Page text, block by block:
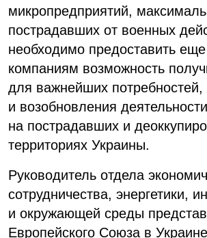
микропредприятий,
пострадавших от военных
необходимо предоставить
компаниям возможность
для важнейших
и возобновления
на пострадавших и
территориях Украины.
Руководитель отдела
сотрудничества, энергетики,
и окружающей среды
Европейского Союза в